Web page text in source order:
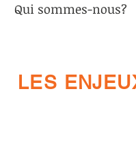
Qui sommes-nous?
LES